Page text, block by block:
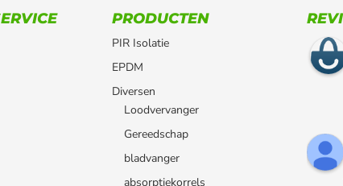
PRODUCTEN
PIR Isolatie
EPDM
Diversen
Loodvervanger
Gereedschap
bladvanger
absorptiekorrels